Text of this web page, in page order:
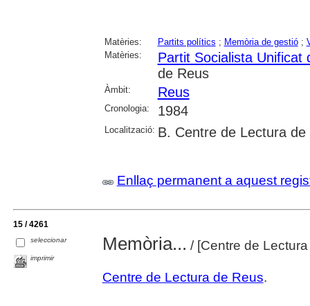
Matèries: Partits polítics ; Memòria de gestió;
Matèries:
Partit Socialista Unificat
de Reus
Àmbit: Reus
Cronologia: 1984
Localització: B. Centre de Lectura de
Enllaç permanent a aquest
15 / 4261
seleccionar
imprimir
Memòria... / [Centre de
Centre de Lectura de Reus.